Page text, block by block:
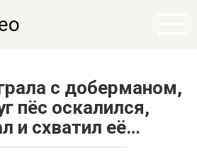
с доберманом,
пёс оскалился,
и схватил её…